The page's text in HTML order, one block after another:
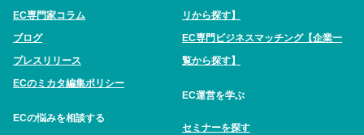
EC専門家コラム
ブログ
プレスリリース
ECのミカタ編集ポリシー
ECの悩みを相談する
リから探す】
EC専門ビジネスマッチング【企業一
覧から探す】
EC運営を学ぶ
セミナーを探す